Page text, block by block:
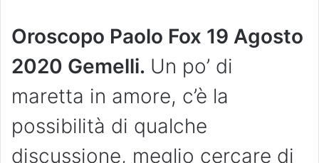
Oroscopo Paolo Fox 19 Agosto
2020 Gemelli. Un po’ di
maretta in amore, c’è la
possibilità di qualche
discussione, meglio cercare di